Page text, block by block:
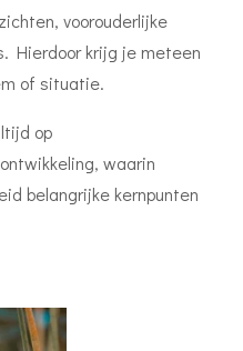
voorouderlijke
Hierdoor krijg je meteen
of situatie.
op
waarin
belangrijke kernpunten